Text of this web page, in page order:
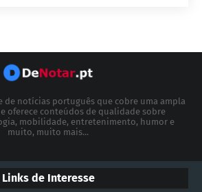
de notícias português que cobre uma ampla
oferece conteúdos de qualidade sobre
mobilidade, entretenimento, humor e
muito, muito mais...
Links de Interesse